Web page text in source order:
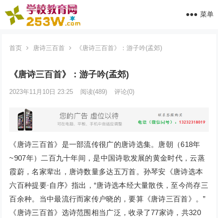
菜单
首页 唐诗三百首 《唐诗三百首》：游子吟(孟郊)
《唐诗三百首》：游子吟(孟郊)
2023年11月10日 23:25 阅读(489) 评论(0)
《唐诗三百首》是一部流传很广的唐诗选集。唐朝（618年
~907年）二百九十年间，是中国诗歌发展的黄金时代，云蒸
霞蔚，名家辈出，唐诗数量多达五万首。孙琴安《唐诗选本
六百种提要·自序》指出，“唐诗选本经大量散佚，至今尚存三
百余种。当中最流行而家传户晓的，要算《唐诗三百首》。”
《唐诗三百首》选诗范围相当广泛，收录了77家诗，共320